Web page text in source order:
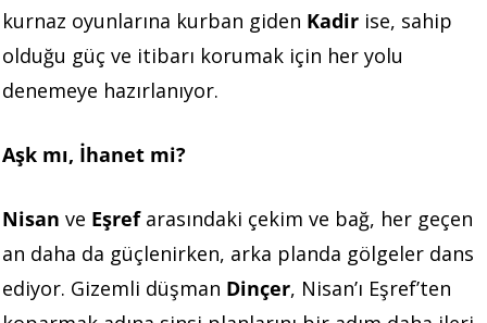
kurnaz oyunlarına kurban giden Kadir ise, sahip
olduğu güç ve itibarı korumak için her yolu
denemeye hazırlanıyor.
Aşk mı, İhanet mi?
Nisan ve Eşrefarasındaki çekim ve bağ, her geçen
an daha da güçlenirken, arka planda gölgeler dans
ediyor. Gizemli düşman Dinçer, Nisan’ı Eşref’ten